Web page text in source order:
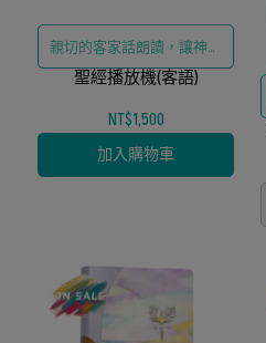
親切的客家話朗讀，讓神的
話語直接進入長輩的心田
聖經播放機(客語)
NT$1,500
加入購物車